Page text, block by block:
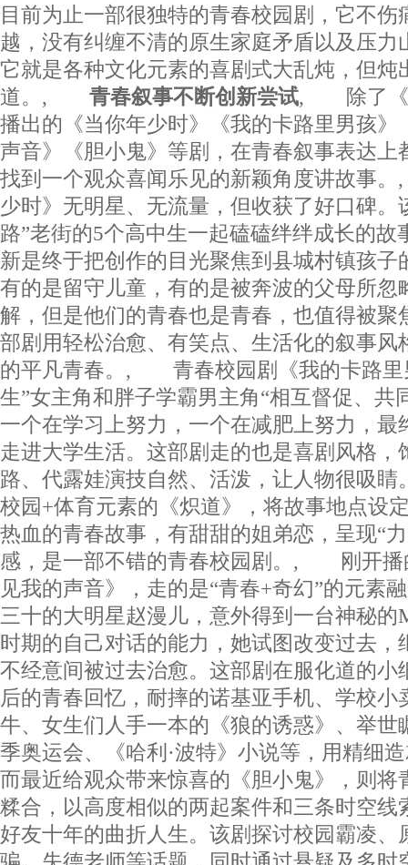
目前为止一部很独特的青春校园剧，它不伤
越，没有纠缠不清的原生家庭矛盾以及压力
它就是各种文化元素的喜剧式大乱炖，但炖
道。, 青春叙事不断创新尝试, 除了《
播出的《当你年少时》《我的卡路里男孩》
声音》《胆小鬼》等剧，在青春叙事表达上
找到一个观众喜闻乐见的新颖角度讲故
少时》无明星、无流量，但收获了好口碑。
路”老街的5个高中生一起磕磕绊绊成长的故
新是终于把创作的目光聚焦到县城村镇孩子
有的是留守儿童，有的是被奔波的父母所忽
解，但是他们的青春也是青春，也值得被聚
部剧用轻松治愈、有笑点、生活化的叙事风
的平凡青春。, 青春校园剧《我的卡路里
生”女主角和胖子学霸男主角“相互督促、共
一个在学习上努力，一个在减肥上努力，最
走进大学生活。这部剧走的也是喜剧风格，
路、代露娃演技自然、活泼，让人物很
校园+体育元素的《炽道》，将故事地点设
热血的青春故事，有甜甜的姐弟恋，呈现“
感，是一部不错的青春校园剧。, 刚开播
见我的声音》，走的是“青春+奇幻”的元素
三十的大明星赵漫儿，意外得到一台神秘的
时期的自己对话的能力，她试图改变过去，
不经意间被过去治愈。这部剧在服化道的小
后的青春回忆，耐摔的诺基亚手机、学校小
牛、女生们人手一本的《狼的诱惑》、举世
季奥运会、《哈利·波特》小说等，用精
而最近给观众带来惊喜的《胆小鬼》，则将
糅合，以高度相似的两起案件和三条时空线
好友十年的曲折人生。该剧探讨校园霸凌、